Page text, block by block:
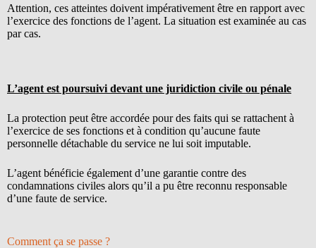
Attention, ces atteintes doivent impérativement être en rapport avec
l’exercice des fonctions de l’agent. La situation est examinée au cas
par cas.
L’agent est poursuivi devant une juridiction civile ou pénale
La protection peut être accordée pour des faits qui se rattachent à
l’exercice de ses fonctions et à condition qu’aucune faute
personnelle détachable du service ne lui soit imputable.
L’agent bénéficie également d’une garantie contre des
condamnations civiles alors qu’il a pu être reconnu responsable
d’une faute de service.
Comment ça se passe ?